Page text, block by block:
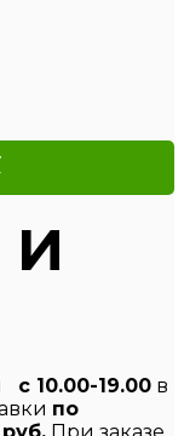
И
с 10.00-19.00 в
по